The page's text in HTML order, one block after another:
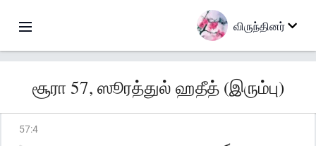
விருந்தினர்
சூரா 57, ஸூரத்துல் ஹதீத் (இரும்பு)
57:4